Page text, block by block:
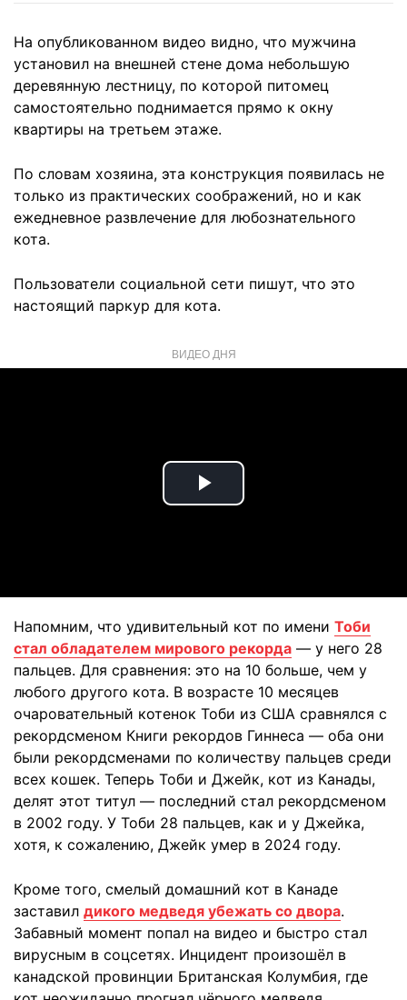
На опубликованном видео видно, что мужчина
установил на внешней стене дома небольшую
деревянную лестницу, по которой питомец
самостоятельно поднимается прямо к окну
квартиры на третьем этаже.
По словам хозяина, эта конструкция появилась не
только из практических соображений, но и как
ежедневное развлечение для любознательного
кота.
Пользователи социальной сети пишут, что это
настоящий паркур для кота.
ВИДЕО ДНЯ
Play
Напомним, что удивительный кот по имени Тоби
стал обладателем мирового рекорда — у него 28
пальцев. Для сравнения: это на 10 больше, чем у
любого другого кота. В возрасте 10 месяцев
очаровательный котенок Тоби из США сравнялся с
рекордсменом Книги рекордов Гиннеса — оба они
были рекордсменами по количеству пальцев среди
всех кошек. Теперь Тоби и Джейк, кот из Канады,
делят этот титул — последний стал рекордсменом
в 2002 году. У Тоби 28 пальцев, как и у Джейка,
хотя, к сожалению, Джейк умер в 2024 году.
Кроме того, смелый домашний кот в Канаде
заставил дикого медведя убежать со двора.
Забавный момент попал на видео и быстро стал
вирусным в соцсетях. Инцидент произошёл в
канадской провинции Британская Колумбия, где